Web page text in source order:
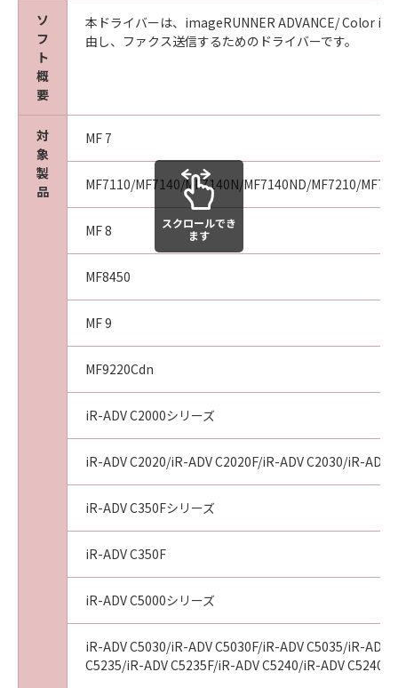
ソ
フ
ト
概
要
本ドライバーは、imageRUNNER ADVANCE/ Color
由し、ファクス送信するためのドライバーです。
対
象
製
品
MF 7
MF7110/MF7140/MF7140N/MF7140ND/MF7210/
MF 8
MF8450
MF 9
MF9220Cdn
iR-ADV C2000シリーズ
iR-ADV C2020/iR-ADV C2020F/iR-ADV C2030/iR-
iR-ADV C350Fシリーズ
iR-ADV C350F
iR-ADV C5000シリーズ
iR-ADV C5030/iR-ADV C5030F/iR-ADV C5035/iR-
C5235/iR-ADV C5235F/iR-ADV C5240/iR-ADV
スクロールでき
ます